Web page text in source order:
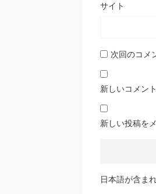
サイト
次回のコメ
新しいコメン
新しい投稿を
日本語が含ま